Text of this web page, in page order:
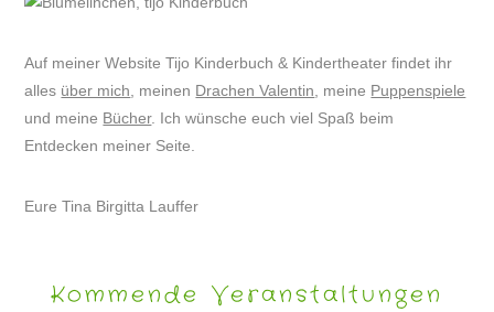
Auf meiner Website Tijo Kinderbuch & Kindertheater findet ihr
alles über mich , meinen Drachen Valentin , meine Puppenspiele
und meine Bücher. Ich wünsche euch viel Spaß beim
Entdecken meiner Seite.
Eure Tina Birgitta Lauffer
Kommende Veranstaltungen